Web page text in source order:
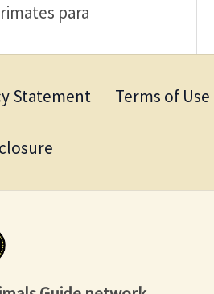
para
Statement Terms of Use